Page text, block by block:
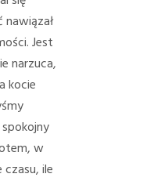
Jest
narzuca,
kocie
w
ile